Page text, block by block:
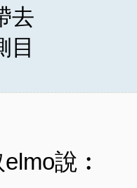
去
目
說︰